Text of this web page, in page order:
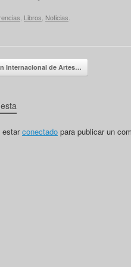
Libros Noticias
Internacional de Artes…
estarconectado para publicar un